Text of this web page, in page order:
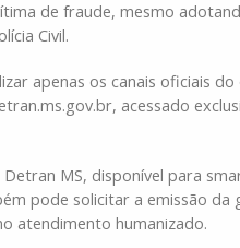
de fraude, mesmo
Civil.
apenas os canais oficiais
acessado
MS, disponível para
pode solicitar a emissão da
atendimento humanizado.